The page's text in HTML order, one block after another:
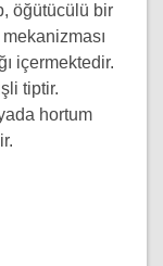
öğütücülü bir
içermektedir.
tiptir.
hortum